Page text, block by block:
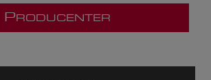
P RODUCENTER